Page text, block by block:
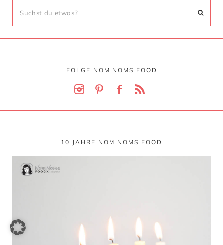
FOLGE NOM NOMS FOOD
10 JAHRE NOM NOMS FOOD